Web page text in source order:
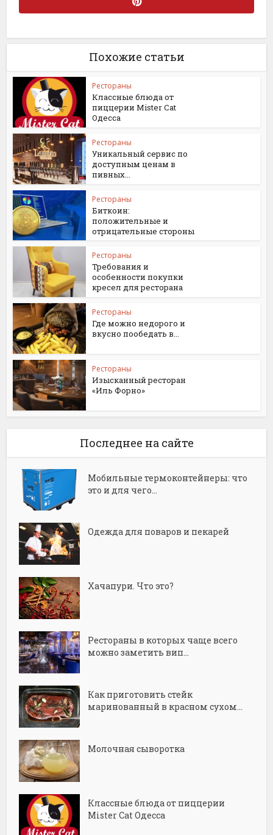
Похожие статьи
Рестораны
Классные блюда от
пиццерии Mister Cat
Одесса
Рестораны
Уникальный сервис по
доступным ценам в
пивных...
Рестораны
Биткоин:
положительные и
отрицательные стороны
Рестораны
Требования и
особенности покупки
кресел для ресторана
Рестораны
Где можно недорого и
вкусно пообедать в...
Рестораны
Изысканный ресторан
«Иль Форно»
Последнее на сайте
Мобильные термоконтейнеры: что
это и для чего...
Одежда для поваров и пекарей
Хачапури. Что это?
Рестораны в которых чаще всего
можно заметить вип...
Как приготовить стейк
маринованный в красном сухом...
Молочная сыворотка
Классные блюда от пиццерии
Mister Cat Одесса